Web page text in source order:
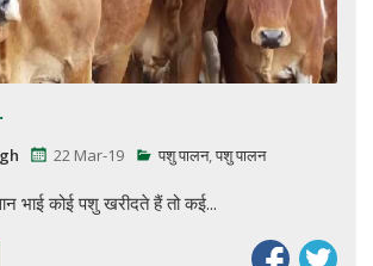
22 Mar-19 पशु पालन,पशु पालन
भाई कोई पशु खरीदते हैं तो कई...